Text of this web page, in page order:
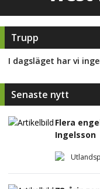
Trupp
I dagsläget har vi
Senaste nytt
Flera
Ingelsson